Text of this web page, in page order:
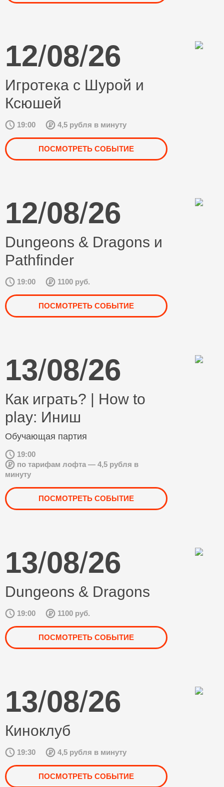
12/08/26
Игротека с Шурой и
Ксюшей
19:00 4,5 рубля в минуту
ПОСМОТРЕТЬ СОБЫТИЕ
12/08/26
Dungeons & Dragons и
Pathfinder
19:00 1100 руб.
ПОСМОТРЕТЬ СОБЫТИЕ
13/08/26
Как играть? | How to
play: Иниш
Обучающая партия
19:00
по тарифам лофта — 4,5 рубля в
минуту
ПОСМОТРЕТЬ СОБЫТИЕ
13/08/26
Dungeons & Dragons
19:00 1100 руб.
ПОСМОТРЕТЬ СОБЫТИЕ
13/08/26
Киноклуб
19:30 4,5 рубля в минуту
ПОСМОТРЕТЬ СОБЫТИЕ